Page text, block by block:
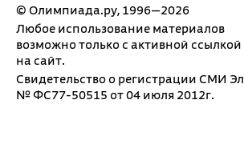
© Олимпиада.ру, 1996—2026
Любое использование материалов
возможно только с активной ссылкой
на сайт.
Свидетельство о регистрации СМИ Эл
№ ФС77-50515 от 04 июля 2012г.